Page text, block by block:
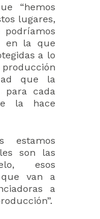
“hemos
lugares,
en la que
a lo
que la
para cada
la hace
estamos
son las
esos
que van a
a